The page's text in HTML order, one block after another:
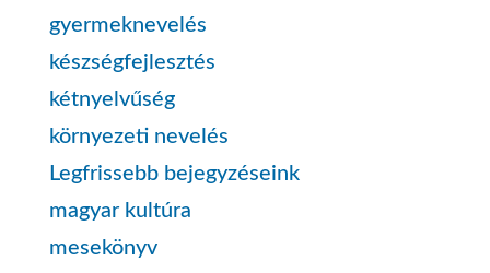
gyermeknevelés
készségfejlesztés
kétnyelvűség
környezeti nevelés
Legfrissebb bejegyzéseink
magyar kultúra
mesekönyv